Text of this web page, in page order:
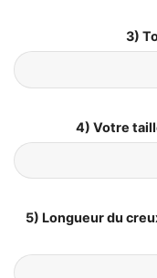
3)
4) Votre
5) Longueur du